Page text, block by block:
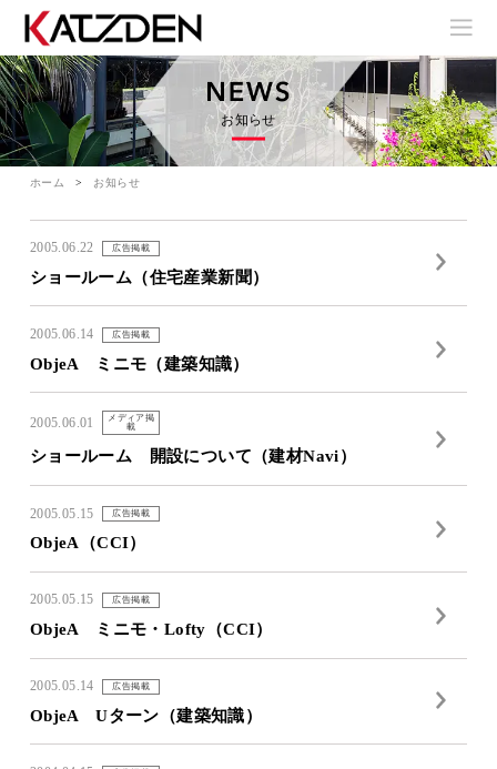
お知らせ
ホーム お知らせ
2005.06.22 広告掲載
ショールーム（住宅産業新聞）
2005.06.14 広告掲載
ObjeA ミニモ（建築知識）
2005.06.01
メディア掲
載
ショールーム 開設について（建材Navi）
2005.05.15 広告掲載
ObjeA（CCI）
2005.05.15 広告掲載
ObjeA ミニモ・Lofty（CCI）
2005.05.14 広告掲載
ObjeA Uターン（建築知識）